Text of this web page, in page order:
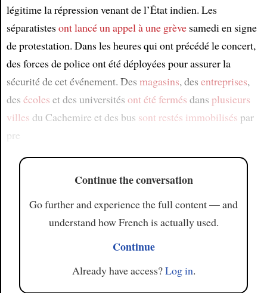
légitime la répression venant de l’État indien. Les
séparatistesont lancé un appel à une grèvesamedi en signe
de protestation. Dans les heures qui ont précédé le concert,
des forces de police ont été déployées pour assurer la
sécurité de cet événement. Des magasins, des entreprises,
des écoles et des universités ont été fermés dans plusieurs
villes du Cachemire et des bus sont restés immobilisés par
pre
Continue the conversation
Go further and experience the full content — and
understand how French is actually used.
Continue
Already have access?Log in.